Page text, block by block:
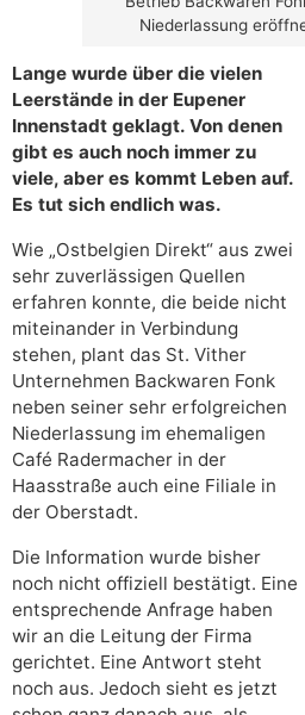
Niederlassung
Lange wurde über die vielen
Leerstände in der Eupener
Innenstadt geklagt. Von denen
gibt es auch noch immer zu
viele, aber es kommt Leben auf.
Es tut sich endlich was.
Wie „Ostbelgien Direkt“ aus zwei
sehr zuverlässigen Quellen
erfahren konnte, die beide nicht
miteinander in Verbindung
stehen, plant das St. Vither
Unternehmen Backwaren Fonk
neben seiner sehr erfolgreichen
Niederlassung im ehemaligen
Café Radermacher in der
Haasstraße auch eine Filiale in
der Oberstadt.
Die Information wurde bisher
noch nicht offiziell bestätigt. Eine
entsprechende Anfrage haben
wir an die Leitung der Firma
gerichtet. Eine Antwort steht
noch aus. Jedoch sieht es jetzt